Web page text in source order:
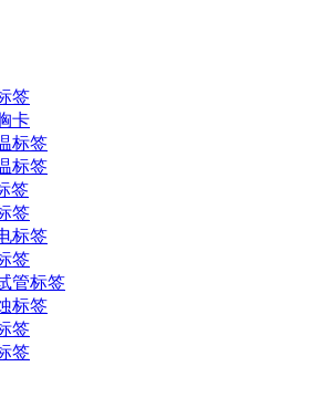
签
卡
标签
标签
签
签
标签
签
管标签
标签
签
签